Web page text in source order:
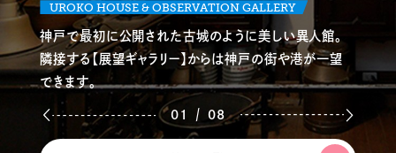
UROKO HOUSE & OBSERVATION GALLERY
神戸で最初に公開された古城のように美しい異人館。
隣接する【展望ギャラリー】からは神戸の街や港が一望
できます。
01 / 08